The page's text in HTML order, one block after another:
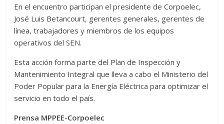
En el encuentro participan el presidente de Corpoelec,
José Luis Betancourt, gerentes generales, gerentes de
línea, trabajadores y miembros de los equipos
operativos del SEN.
Esta acción forma parte del Plan de Inspección y
Mantenimiento Integral que lleva a cabo el Ministerio del
Poder Popular para la Energía Eléctrica para optimizar el
servicio en todo el país.
Prensa MPPEE-Corpoelec